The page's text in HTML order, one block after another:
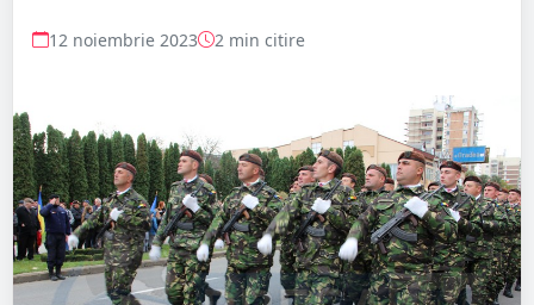
12 noiembrie 2023 2 min citire